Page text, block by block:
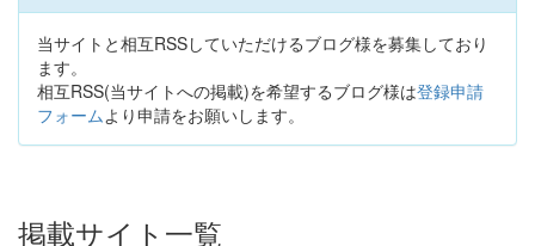
当サイトと相互RSSしていただけるブログ様を募集しており
ます。
相互RSS(当サイトへの掲載)を希望するブログ様は登録申請
フォームより申請をお願いします。
掲載サイト一覧